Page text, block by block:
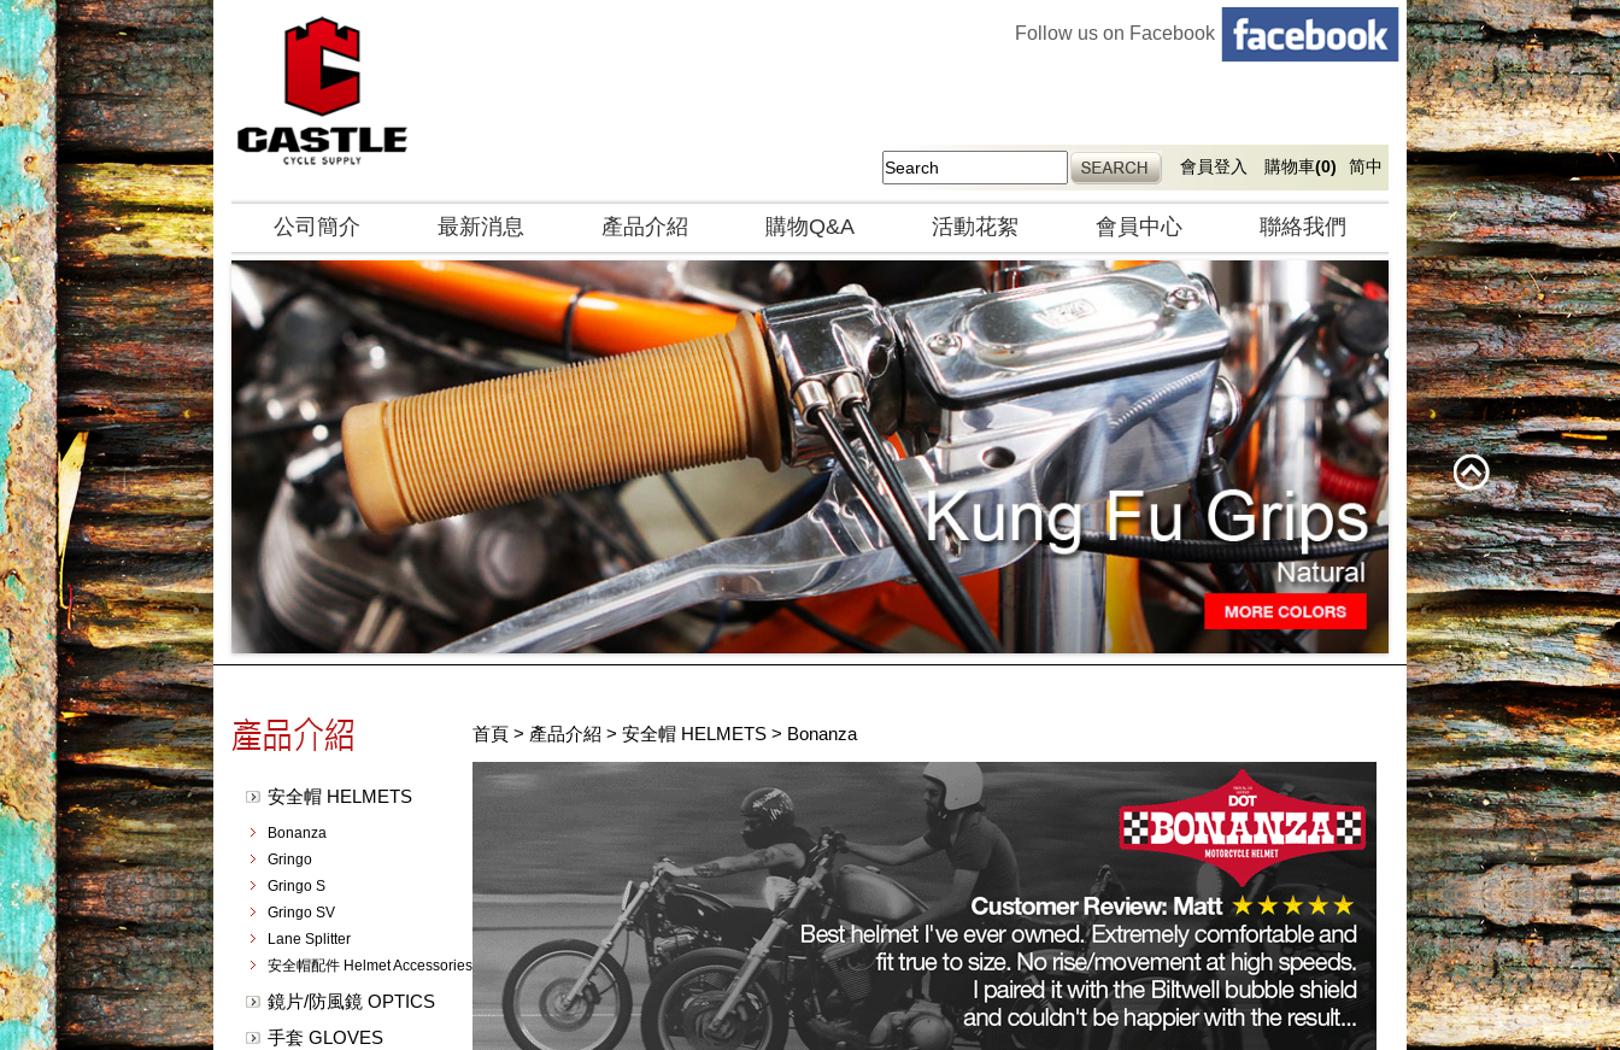
Follow us on Facebook
會員登入 購物車(0) 简中
公司簡介 最新消息 產品介紹 購物Q&A 活動花絮 會員中心 聯絡我們
安全帽 HELMETS
Bonanza
Gringo
Gringo S
Gringo SV
Lane Splitter
安全帽配件 Helmet Accessories
鏡片/防風鏡 OPTICS
手套 GLOVES
首頁 > 產品介紹 > 安全帽 HELMETS > Bonanza